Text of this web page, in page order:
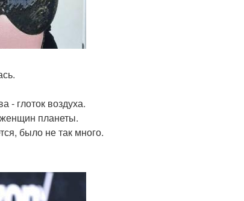
- глоток воздуха.
планеты.
было не так много.